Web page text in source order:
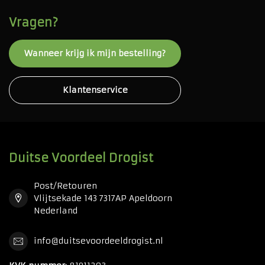
Vragen?
Wanneer krijg ik mijn bestelling?
Klantenservice
Duitse Voordeel Drogist
Post/Retouren
Vlijtsekade 143 7317AP Apeldoorn
Nederland
info@duitsevoordeeldrogist.nl